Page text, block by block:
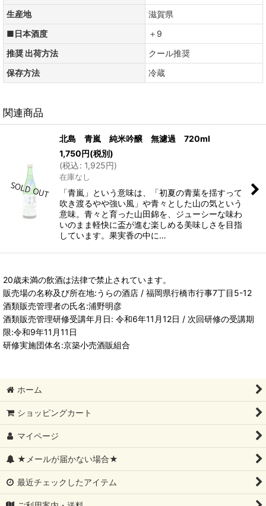
生産地
滋賀県
■日本酒度
＋9
推奨 出荷方法
クール推奨
保存方法
冷蔵
関連商品
北島 青嵐 純米吟醸 無濾過 720ml
1,750円(税別)
(税込: 1,925円)
在庫なし
「青嵐」という意味は、「初夏の青葉を揺すって
吹き渡るやや強い風」や青々とした山の気という
意味。青々と育った山田錦を、ジューシーな味わ
いのまま軽快に盃が進む楽しめる美味しさを目指
しています。果実香の中に…
20歳未満の飲酒は法律で禁止されています。
販売場の名称及び所在地:うらの酒店 / 福岡県行橋市行事7丁目5-12
酒類販売管理者の氏名:浦野明彦
酒類販売管理研修受講年月日: 令和6年11月12日 / 次回研修の受講期
限:令和9年11月11日
研修実施団体名:京築小売酒販組合
ホーム
ショッピングカート
マイページ
★メールが届かない場合★
最近チェックしたアイテム